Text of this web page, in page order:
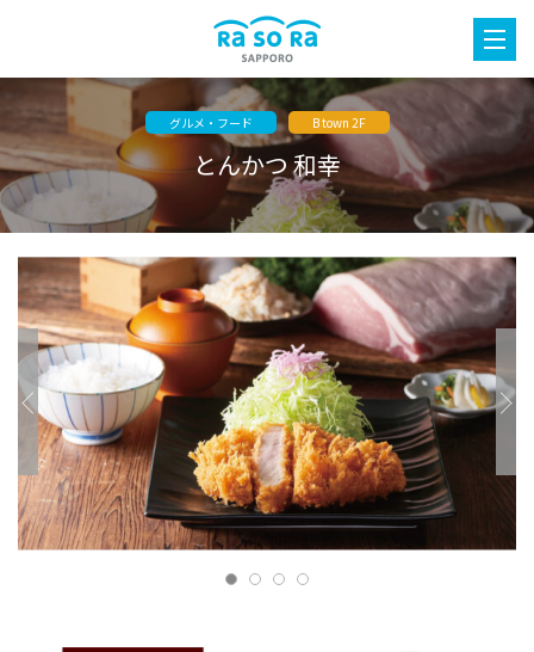
とんかつ 和幸
グルメ・フード B town 2F